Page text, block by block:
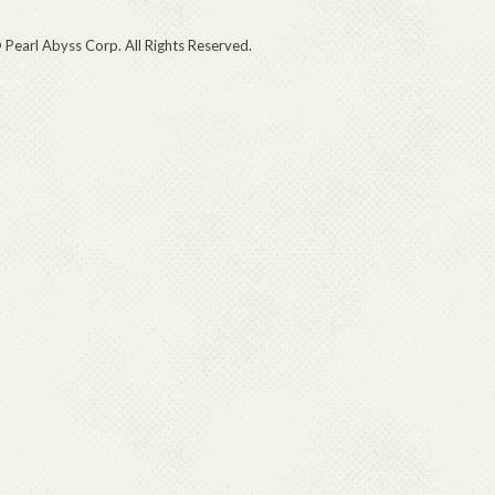
Abyss Corp. All Rights Reserved.